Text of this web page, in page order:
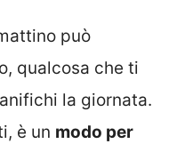
può
qualcosa che ti
la giornata.
è un modo per